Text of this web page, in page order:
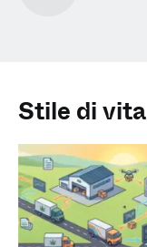
Stile di vita